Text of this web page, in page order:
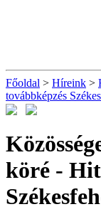
Főoldal > Híreink >
továbbképzés
köré -